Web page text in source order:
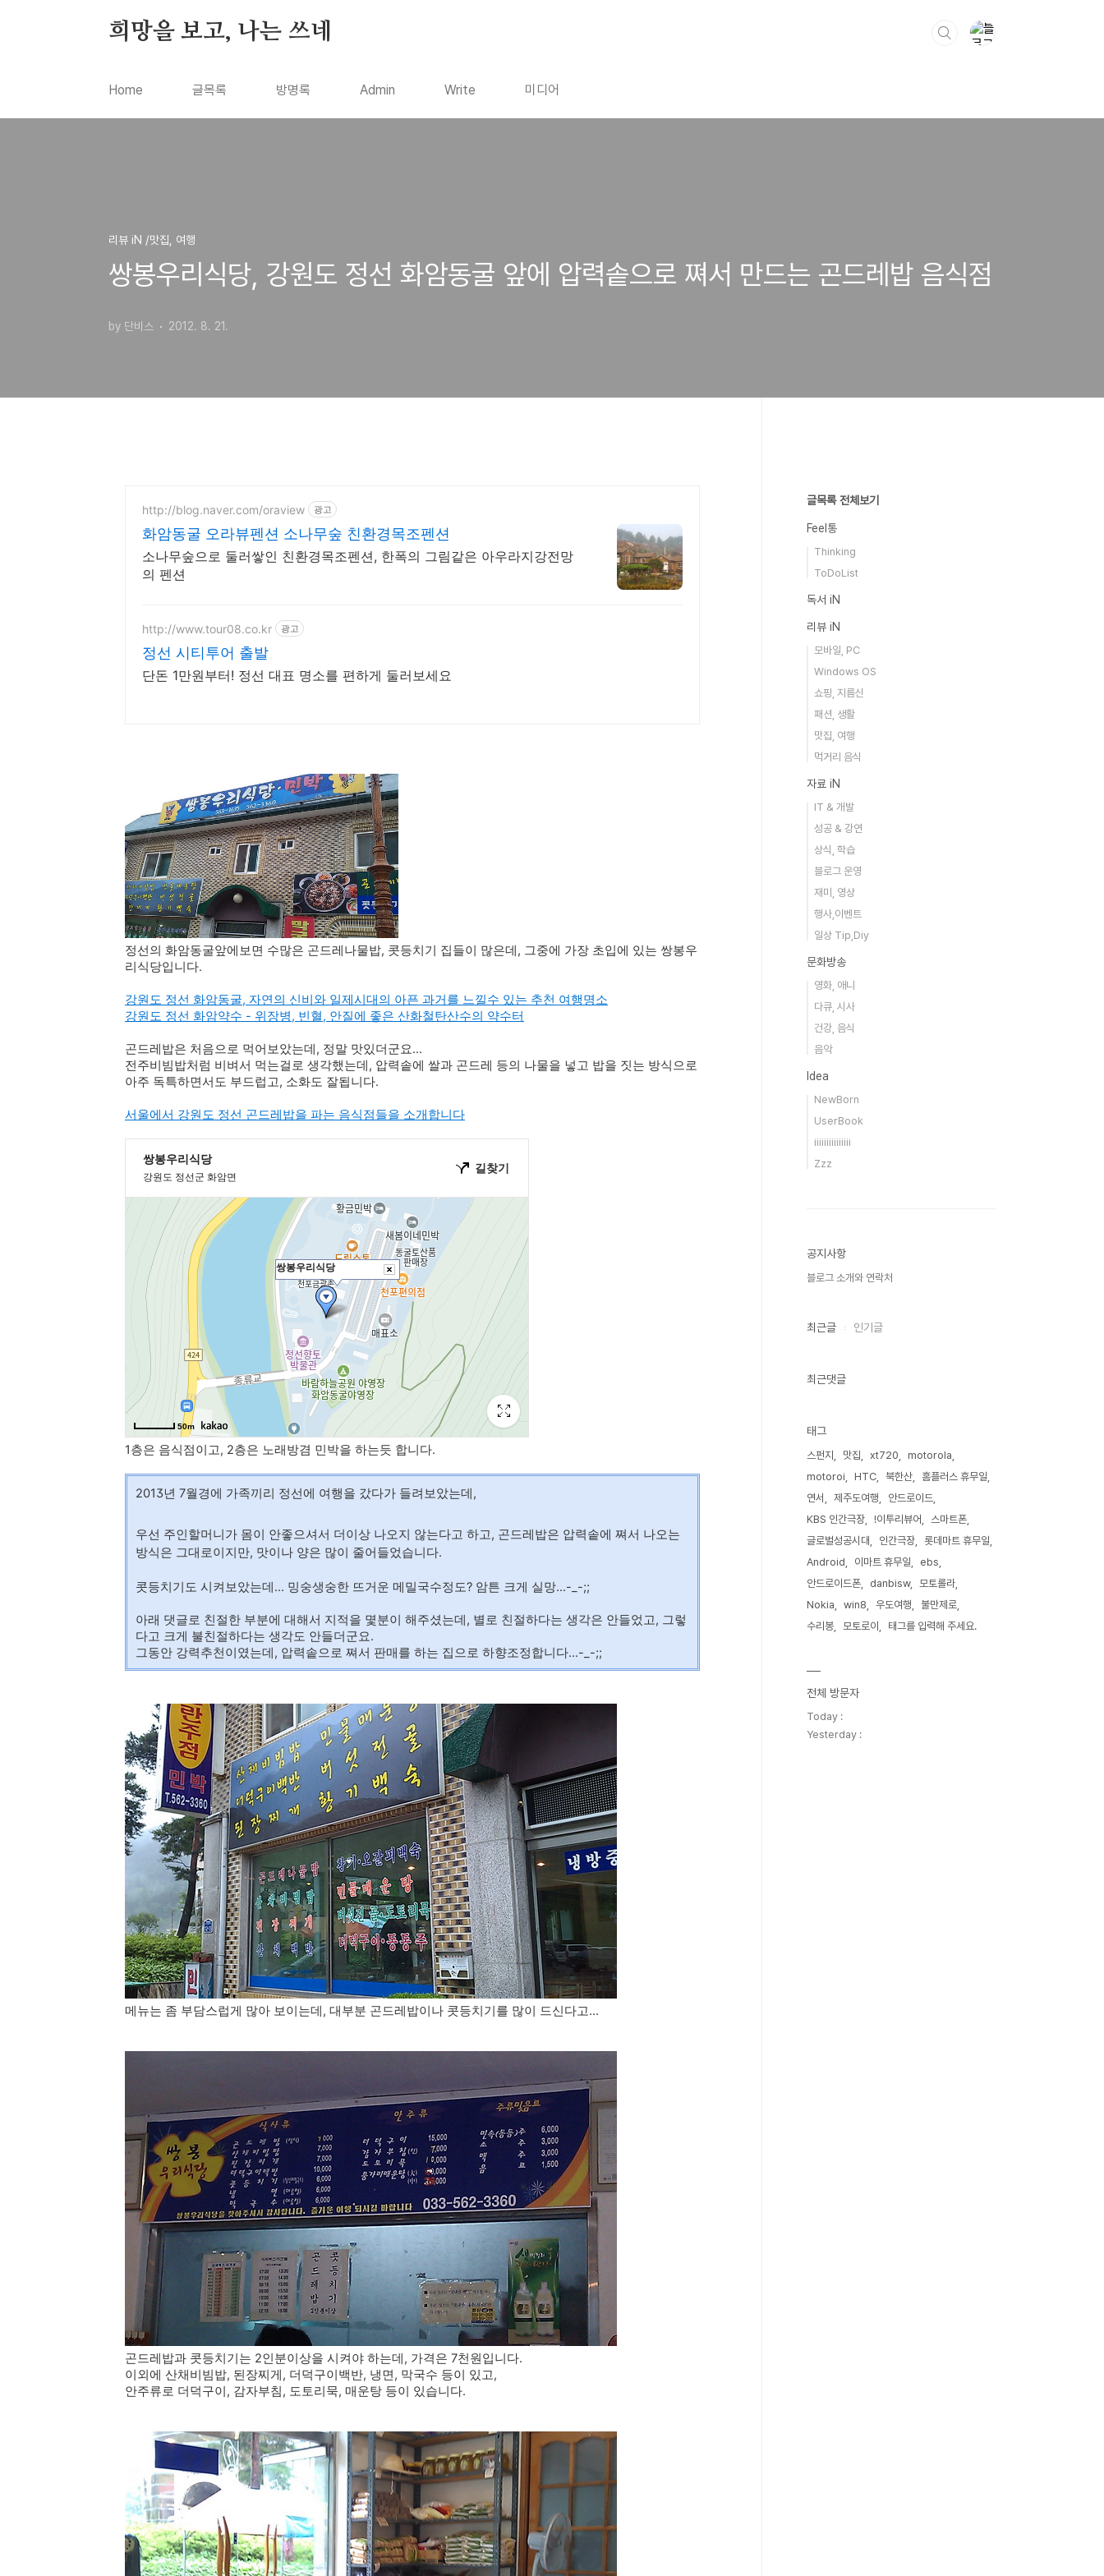
희망을 보고, 나는 쓰네
Home 글목록 방명록 Admin Write 미디어
리뷰 iN /맛집, 여행
쌍봉우리식당, 강원도 정선 화암동굴 앞에 압력솥으로 쪄서 만드는 곤드레밥 음식점
by 단비스 2012. 8. 21.
http://blog.naver.com/oraview 광고
화암동굴 오라뷰펜션 소나무숲 친환경목조펜션
소나무숲으로 둘러쌓인 친환경목조펜션, 한폭의 그림같은 아우라지강전망
의 펜션
http://www.tour08.co.kr 광고
정선 시티투어 출발
단돈 1만원부터! 정선 대표 명소를 편하게 둘러보세요
정선의 화암동굴앞에보면 수많은 곤드레나물밥, 콧등치기 집들이 많은데, 그중에 가장 초입에 있는 쌍봉우
리식당입니다.
강원도 정선 화암동굴, 자연의 신비와 일제시대의 아픈 과거를 느낄수 있는 추천 여행명소
강원도 정선 화암약수 - 위장병, 빈혈, 안질에 좋은 산화철탄산수의 약수터
곤드레밥은 처음으로 먹어보았는데, 정말 맛있더군요...
전주비빔밥처럼 비벼서 먹는걸로 생각했는데, 압력솥에 쌀과 곤드레 등의 나물을 넣고 밥을 짓는 방식으로
아주 독특하면서도 부드럽고, 소화도 잘됩니다.
서울에서 강원도 정선 곤드레밥을 파는 음식점들을 소개합니다
1층은 음식점이고, 2층은 노래방겸 민박을 하는듯 합니다.
2013년 7월경에 가족끼리 정선에 여행을 갔다가 들려보았는데,
우선 주인할머니가 몸이 안좋으셔서 더이상 나오지 않는다고 하고, 곤드레밥은 압력솥에 쪄서 나오는
방식은 그대로이지만, 맛이나 양은 많이 줄어들었습니다.
콧등치기도 시켜보았는데... 밍숭생숭한 뜨거운 메밀국수정도? 암튼 크게 실망...-_-;;
아래 댓글로 친절한 부분에 대해서 지적을 몇분이 해주셨는데, 별로 친절하다는 생각은 안들었고, 그렇
다고 크게 불친절하다는 생각도 안들더군요.
그동안 강력추천이였는데, 압력솥으로 쪄서 판매를 하는 집으로 하향조정합니다...-_-;;
메뉴는 좀 부담스럽게 많아 보이는데, 대부분 곤드레밥이나 콧등치기를 많이 드신다고...
곤드레밥과 콧등치기는 2인분이상을 시켜야 하는데, 가격은 7천원입니다.
이외에 산채비빔밥, 된장찌게, 더덕구이백반, 냉면, 막국수 등이 있고,
안주류로 더덕구이, 감자부침, 도토리묵, 매운탕 등이 있습니다.
글목록 전체보기
Feel통
Thinking
ToDoList
독서 iN
리뷰 iN
모바일, PC
Windows OS
쇼핑, 지름신
패션, 생활
맛집, 여행
먹거리 음식
자료 iN
IT & 개발
성공 & 강연
상식, 학습
블로그 운영
재미, 영상
행사,이벤트
일상 Tip,Diy
문화방송
영화, 애니
다큐, 시사
건강, 음식
음악
Idea
NewBorn
UserBook
iiiiiiiiiiiiiii
Zzz
공지사항
블로그 소개와 연락처
최근글 인기글
최근댓글
태그
스펀지 맛집 xt720
motorola
motoroi
HTC 북한산
홈플러스 휴무일
연서
제주도여행
안드로이드
KBS 인간극장
!이투리뷰어
스마트폰
글로벌성공시대
인간극장
롯데마트 휴무일
Android
이마트 휴무일
ebs
안드로이드폰
danbisw
모토롤라
Nokia
win8 우도여행
불만제로
수리봉
모토로이 태그를 입력해 주세요.
전체 방문자
Today :
Yesterday :